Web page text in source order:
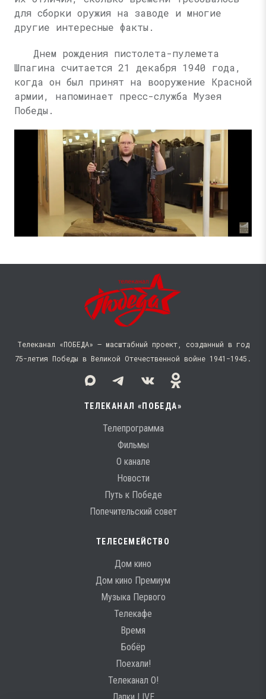
для сборки оружия на заводе и многие
другие интересные факты.
Днем рождения пистолета-пулемета
Шпагина считается 21 декабря 1940 года,
когда он был принят на вооружение Красной
армии, напоминает пресс-служба Музея
Победы.
Телеканал «ПОБЕДА» — масштабный проект, созданный в год
75-летия Победы в Великой Отечественной войне 1941−1945.
ТЕЛЕКАНАЛ «ПОБЕДА»
Телепрограмма
Фильмы
О канале
Новости
Путь к Победе
Попечительский совет
ТЕЛЕСЕМЕЙСТВО
Дом кино
Дом кино Премиум
Музыка Первого
Телекафе
Время
Бобёр
Поехали!
Телеканал О!